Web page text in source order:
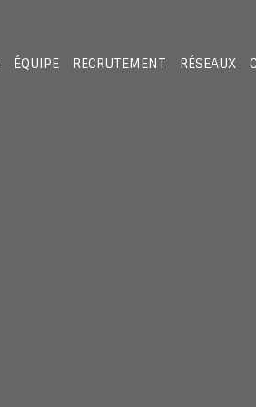
ÉQUIPE RECRUTEMENT RÉSEAUX